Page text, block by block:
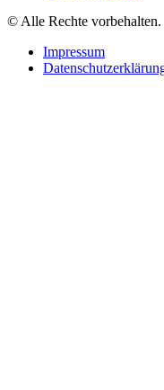
© Alle Rechte
Impressum